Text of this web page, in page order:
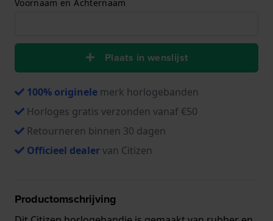
Voornaam en Achternaam
Plaats in wenslijst
100% originele merk horlogebanden
Horloges gratis verzonden vanaf €50
Retourneren binnen 30 dagen
Officieel dealervan Citizen
Productomschrijving